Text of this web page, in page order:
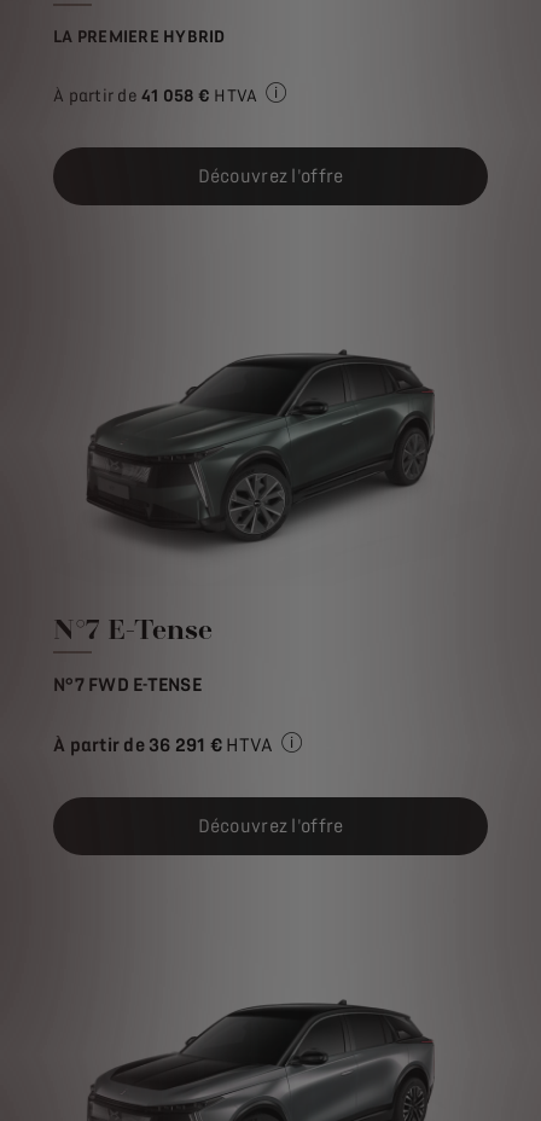
LA PREMIERE HYBRID
À partir de 41 058 € HTVA
Découvrez l'offre
N°7 E-Tense
N°7 FWD E-TENSE
À partir de 36 291 € HTVA
Découvrez l'offre